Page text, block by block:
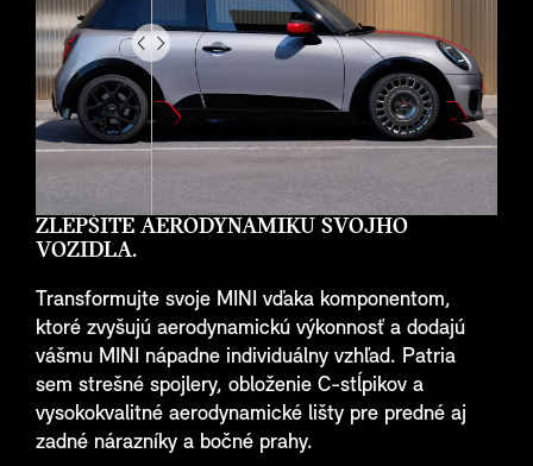
ZLEPŠITE AERODYNAMIKU SVOJHO
VOZIDLA.
Transformujte svoje MINI vďaka komponentom,
ktoré zvyšujú aerodynamickú výkonnosť a dodajú
vášmu MINI nápadne individuálny vzhľad. Patria
sem strešné spojlery, obloženie C-stĺpikov a
vysokokvalitné aerodynamické lišty pre predné aj
zadné nárazníky a bočné prahy.
Drag
to
do
something